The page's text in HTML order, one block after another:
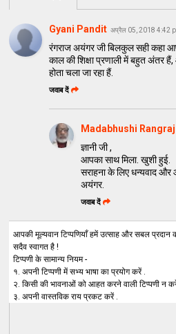
Gyani Pandit अप्रैल 05, 2018 4:42
रंगराज अयंगर जी बिलकुल सही कहा
काल की शिक्षा प्रणाली में बहुत अंतर
होता चला जा रहा हैं.
जवाब दें
Madabhushi
ज्ञानी जी ,
आपका साथ मिला. खुशी हुई.
सराहना के लिए धन्यवाद और
अयंगर.
जवाब दें
आपकी मूल्यवान टिप्पणियाँ हमें उत्साह और सबल प्रदान
सदैव स्वागत है !
टिप्पणी के सामान्य नियम -
१. अपनी टिप्पणी में सभ्य भाषा का प्रयोग करें .
२. किसी की भावनाओं को आहत करने वाली टिप्पणी न
३. अपनी वास्तविक राय प्रकट करें .